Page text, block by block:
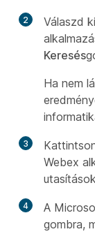
2 Válaszd
Keresés
Ha nem
3
Webex
4 A
gombra,